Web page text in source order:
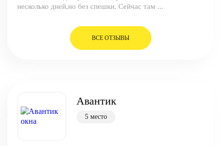
несколько дней,но без спешки. Сейчас там ...
ВСЕ ОТЗЫВЫ
Авантик
5 место